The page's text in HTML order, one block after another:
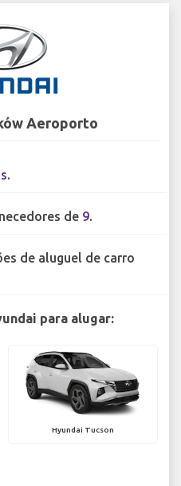
Aeroporto
.
de 9.
de aluguel de carro
para alugar:
Hyundai Tucson